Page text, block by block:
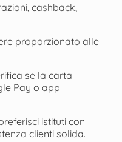
cashback,
proporzionato alle
se la carta
Pay o app
istituti con
clienti solida.